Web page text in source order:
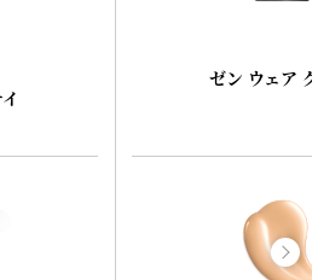
ゼン ウェア